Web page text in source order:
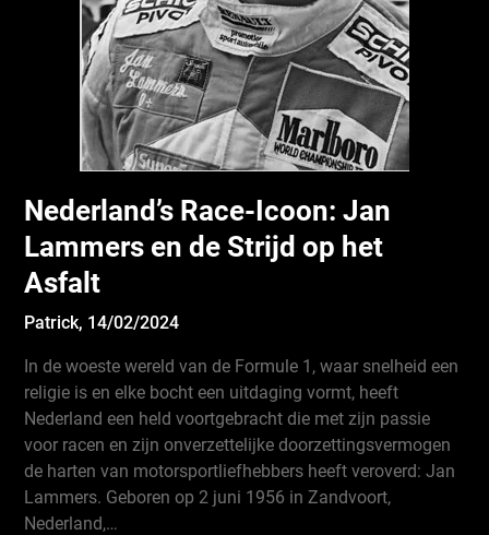
Nederland’s Race-Icoon: Jan
Lammers en de Strijd op het
Asfalt
Patrick, 14/02/2024
In de woeste wereld van de Formule 1, waar snelheid een
religie is en elke bocht een uitdaging vormt, heeft
Nederland een held voortgebracht die met zijn passie
voor racen en zijn onverzettelijke doorzettingsvermogen
de harten van motorsportliefhebbers heeft veroverd: Jan
Lammers. Geboren op 2 juni 1956 in Zandvoort,
Nederland,…